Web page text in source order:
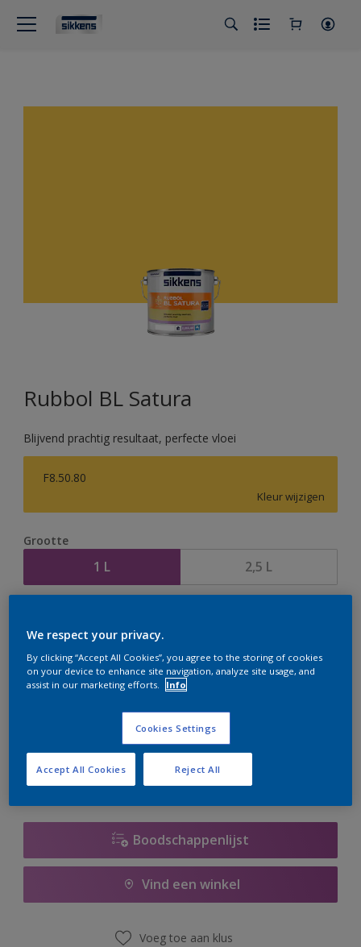
Rubbol BL Satura
Blijvend prachtig resultaat, perfecte vloei
F8.50.80
Kleur wijzigen
Grootte
1 L 2,5 L
er hard aan om de voorraad aan te vullen.
Boodschappenlijst
Vind een winkel
Voeg toe aan klus
We respect your privacy.
By clicking “Accept All Cookies”, you agree to the storing of cookies
on your device to enhance site navigation, analyze site usage, and
assist in our marketing efforts.
Info
Cookies Settings
Reject All
Accept All Cookies